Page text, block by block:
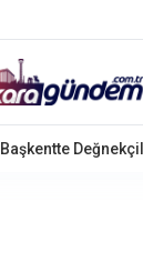
Ankara'da Narkotik